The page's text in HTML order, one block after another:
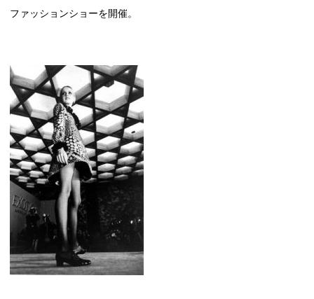
ファッションショーを開催。